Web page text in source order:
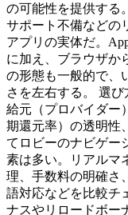
の可能性を提供する
サポート不備などの
アプリの実体だ。
に加え、ブラウザか
の形態も一般的で、
さを左右する。 選
給元（プロバイダー
期還元率）の透明性
てロビーのナビゲー
素は多い。リアルマ
理、手数料の明確さ
語対応などを比較チ
ナスやリロードボー